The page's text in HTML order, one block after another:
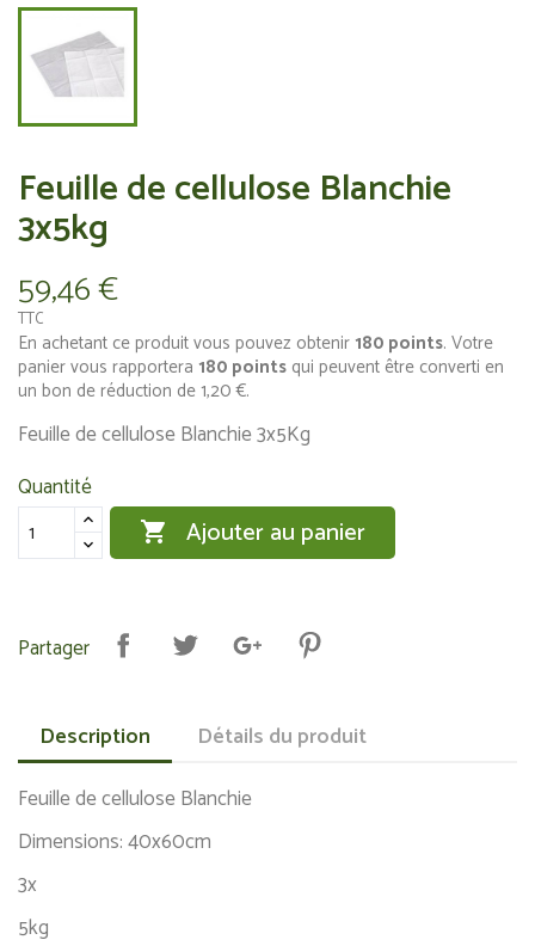
Feuille de cellulose Blanchie
3x5kg
59,46 €
TTC
En achetant ce produit vous pouvez obtenir180 points. Votre
panier vous rapportera 180 points qui peuvent être converti en
un bon de réduction de1,20 €.
Feuille de cellulose Blanchie 3x5Kg
Quantité
 Ajouter au panier
Partager
Description Détails du produit
Feuille de cellulose Blanchie
Dimensions: 40x60cm
3x
5kg